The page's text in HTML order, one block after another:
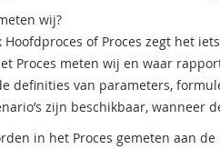
wij?
Hoofdproces of Proces zegt het
Proces meten wij en waar
definities van parameters,
zijn beschikbaar,
in het Proces gemeten aan